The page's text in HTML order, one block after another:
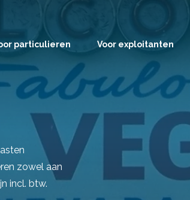
particulieren Voor exploitanten
zowel aan
incl. btw.